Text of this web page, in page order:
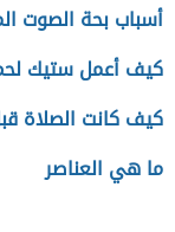
أسباب بحة الصوت
كيف أعمل ستيك
كيف كانت الصلاة
ما هي العناصر